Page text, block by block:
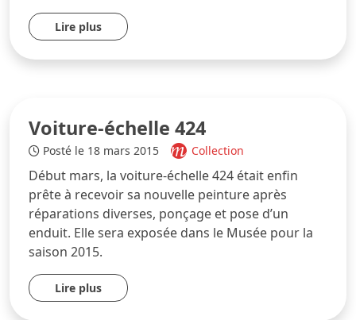
Lire plus
Voiture-échelle 424
Posté le 18 mars 2015 Collection
Début mars, la voiture-échelle 424 était enfin
prête à recevoir sa nouvelle peinture après
réparations diverses, ponçage et pose d’un
enduit. Elle sera exposée dans le Musée pour la
saison 2015.
Lire plus